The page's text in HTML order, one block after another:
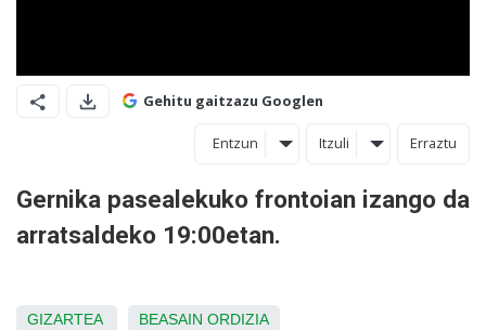
Gehitu gaitzazu Googlen
Entzun Itzuli Erraztu
Gernika pasealekuko frontoian izango da
arratsaldeko 19:00etan.
GIZARTEA BEASAIN ORDIZIA